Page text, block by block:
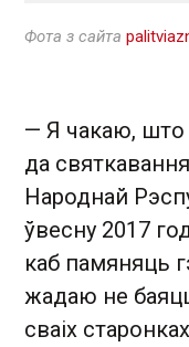
Фота з сайта
— Я чакаю,
да
Народнай
ўвесну 2017
каб памяняць
жадаю не
сваіх